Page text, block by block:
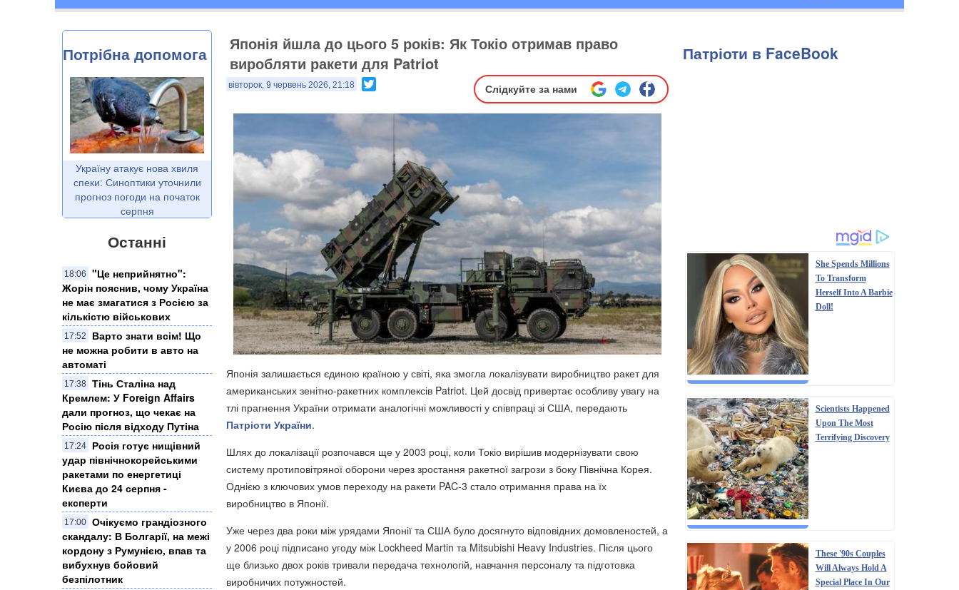
Потрібна допомога
Україну атакує нова хвиля
спеки: Синоптики уточнили
прогноз погоди на початок
серпня
Останні
18:06
"Це неприйнятно":
Жорін пояснив, чому Україна
не має змагатися з Росією за
кількістю військових
17:52
Варто знати всім! Що
не можна робити в авто на
автоматі
17:38 Тінь Сталіна над
Кремлем: У Foreign Affairs
дали прогноз, що чекає на
Росію після відходу Путіна
17:24
Росія готує нищівний
удар північнокорейськими
ракетами по енергетиці
Києва до 24 серпня -
експерти
17:00 Очікуємо грандіозного
скандалу: В Болгарії, на межі
кордону з Румунією, впав та
вибухнув бойовий
безпілотник
Японія йшла до цього 5 років: Як Токіо отримав право
виробляти ракети для Patriot
вівторок, 9 червень 2026, 21:18 Слідкуйте за нами
Японія залишається єдиною країною у світі, яка змогла локалізувати виробництво ракет для
американських зенітно-ракетних комплексів Patriot. Цей досвід привертає особливу увагу на
тлі прагнення України отримати аналогічні можливості у співпраці зі США, передають
Патріоти України.
Шлях до локалізації розпочався ще у 2003 році, коли Токіо вирішив модернізувати свою
систему протиповітряної оборони через зростання ракетної загрози з боку Північна Корея.
Однією з ключових умов переходу на ракети PAC-3 стало отримання права на їх
виробництво в Японії.
Уже через два роки між урядами Японії та США було досягнуто відповідних домовленостей, а
у 2006 році підписано угоду між Lockheed Martin та Mitsubishi Heavy Industries. Після цього
ще близько двох років тривали передача технологій, навчання персоналу та підготовка
виробничих потужностей.
Патріоти в FaceBook
She Spends Millions
To Transform
Herself Into A Barbie
Doll!
Scientists Happened
Upon The Most
Terrifying Discovery
These '90s Couples
Will Always Hold A
Special Place In Our